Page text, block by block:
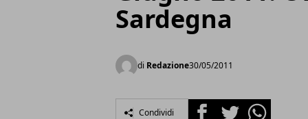
Sardegna
di Redazione30/05/2011
Condividi FacebookTwitterWhatsapp